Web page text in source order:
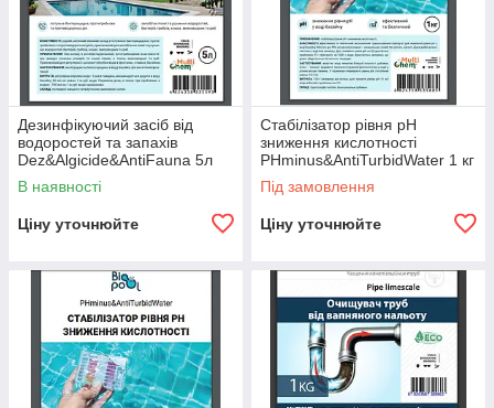
Дезинфікуючий засіб від
водоростей та запахів
Dez&Algicide&AntiFauna 5л
В наявності
Ціну уточнюйте
Стабілізатор рівня pH
зниження кислотності
PHminus&AntiTurbidWater 1 кг
Під замовлення
Ціну уточнюйте